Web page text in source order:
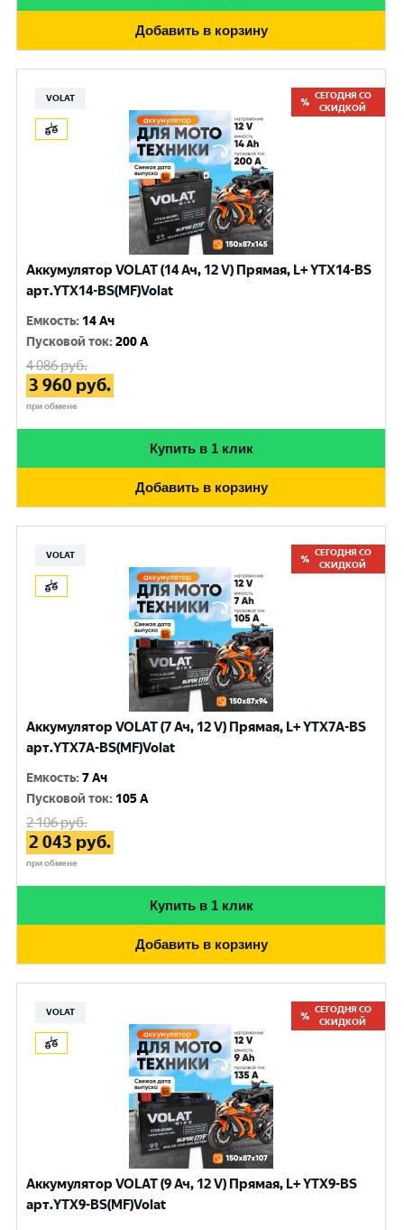
Добавить в корзину
VOLAT
СЕГОДНЯ СО
СКИДКОЙ
Аккумулятор VOLAT (14 Ач, 12 V) Прямая, L+ YTX14-BS
арт.YTX14-BS(MF)Volat
Емкость: 14 Ач
Пусковой ток:200 A
4 086руб.
3 960 руб.
при обмене
Купить в 1 клик
Добавить в корзину
VOLAT
СЕГОДНЯ СО
СКИДКОЙ
Аккумулятор VOLAT (7 Ач, 12 V) Прямая, L+ YTX7A-BS
арт.YTX7A-BS(MF)Volat
Емкость:7 Ач
Пусковой ток: 105 A
2 106руб.
2 043 руб.
при обмене
Купить в 1 клик
Добавить в корзину
VOLAT
СЕГОДНЯ СО
СКИДКОЙ
Аккумулятор VOLAT (9 Ач, 12 V) Прямая, L+ YTX9-BS
арт.YTX9-BS(MF)Volat